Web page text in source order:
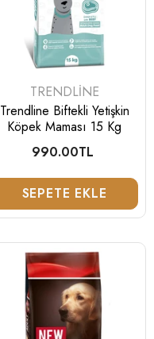
Tükendi
SATICI:
SÜRMENE
Sürmene Orijinal
Bıçağı
SATICI:
TRENDLINE
Trendline Biftekli Yetişkin
Köpek Maması 15 Kg
Normal
990.00TL
SEPETE EKLE